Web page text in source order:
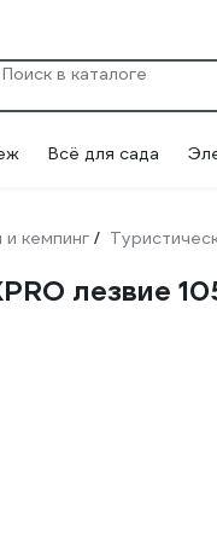
Всё для сада
и кемпинг /
лезвие